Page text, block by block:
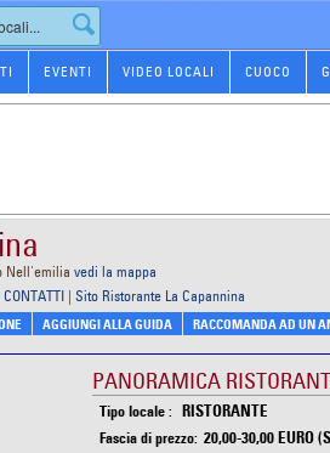
EVENTI VIDEO LOCALI CUOCO
Nell'emilia vedi la mappa
CONTATTI | Sito Ristorante La Capannina
AGGIUNGI ALLA GUIDA RACCOMANDA AD UN
PANORAMICA
Tipo locale : RISTORANTE
Fascia di prezzo: 20,00-30,00 EURO